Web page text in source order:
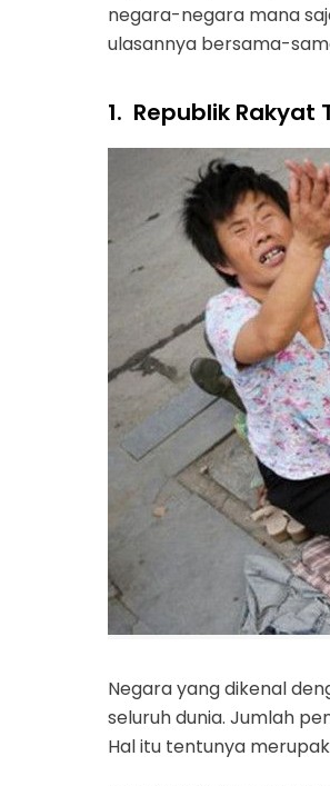
negara-negara mana
ulasannya bersama-
1. Republik Rakyat
Negara yang dikenal
seluruh dunia. Jumlah
Hal itu tentunya